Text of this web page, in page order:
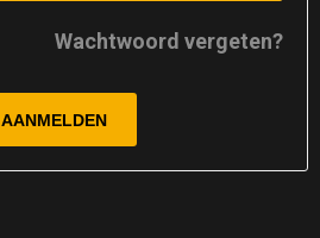
Wachtwoord vergeten?